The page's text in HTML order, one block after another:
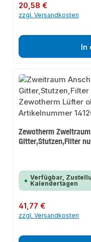
Regulärer Preis:
20,58 €
zzgl. Versandkosten
In
Zewotherm
Gitter,Stutzen,Filter
Verfügbar,
Kalendertagen
Regulärer Preis:
41,77 €
zzgl. Versandkosten